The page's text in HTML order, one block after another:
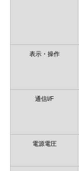
表示・操作
通信I/F
電源電圧